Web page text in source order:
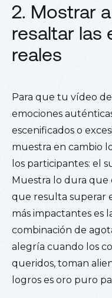
2. Mostrar
resaltar las
reales
Para que tu vídeo
emociones
escenificados o
muestra en cambio
los participantes: el
Muestra lo dura que
que resulta superar
más impactantes es
combinación de
alegría cuando los
queridos, toman
logros es oro puro